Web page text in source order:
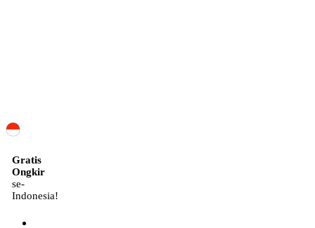
Gratis
Ongkir
se-
Indonesia!